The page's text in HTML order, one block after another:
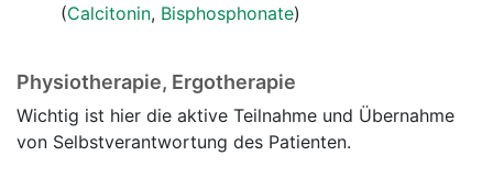
(Calcitonin, Bisphosphonate)
Physiotherapie, Ergotherapie
Wichtig ist hier die aktive Teilnahme und Übernahme
von Selbstverantwortung des Patienten.